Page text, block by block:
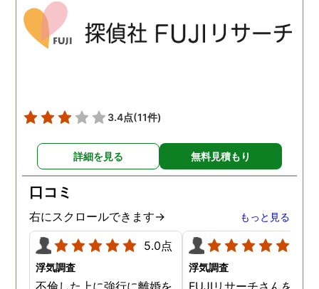
3.4点(11件)
詳細を見る 無料見積もり
口コミ
右にスクロールできます→ もっと見る
5.0点
浮気調査
不倫した上に強行に離婚を
浮気調査
FUJIリサーチさんをご紹